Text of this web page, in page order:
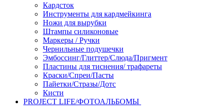
Кардсток
Инструменты для кардмейкинга
Ножи для вырубки
Штампы силиконовые
Маркеры / Ручки
Чернильные подушечки
Эмбоссинг/Глиттер/Слюда/Пригмент
Пластины для тиснения/ трафареты
Краски/Спреи/Пасты
Пайетки/Стразы/Дотс
Кисти
PROJECT LIFE/ФОТОАЛЬБОМЫ